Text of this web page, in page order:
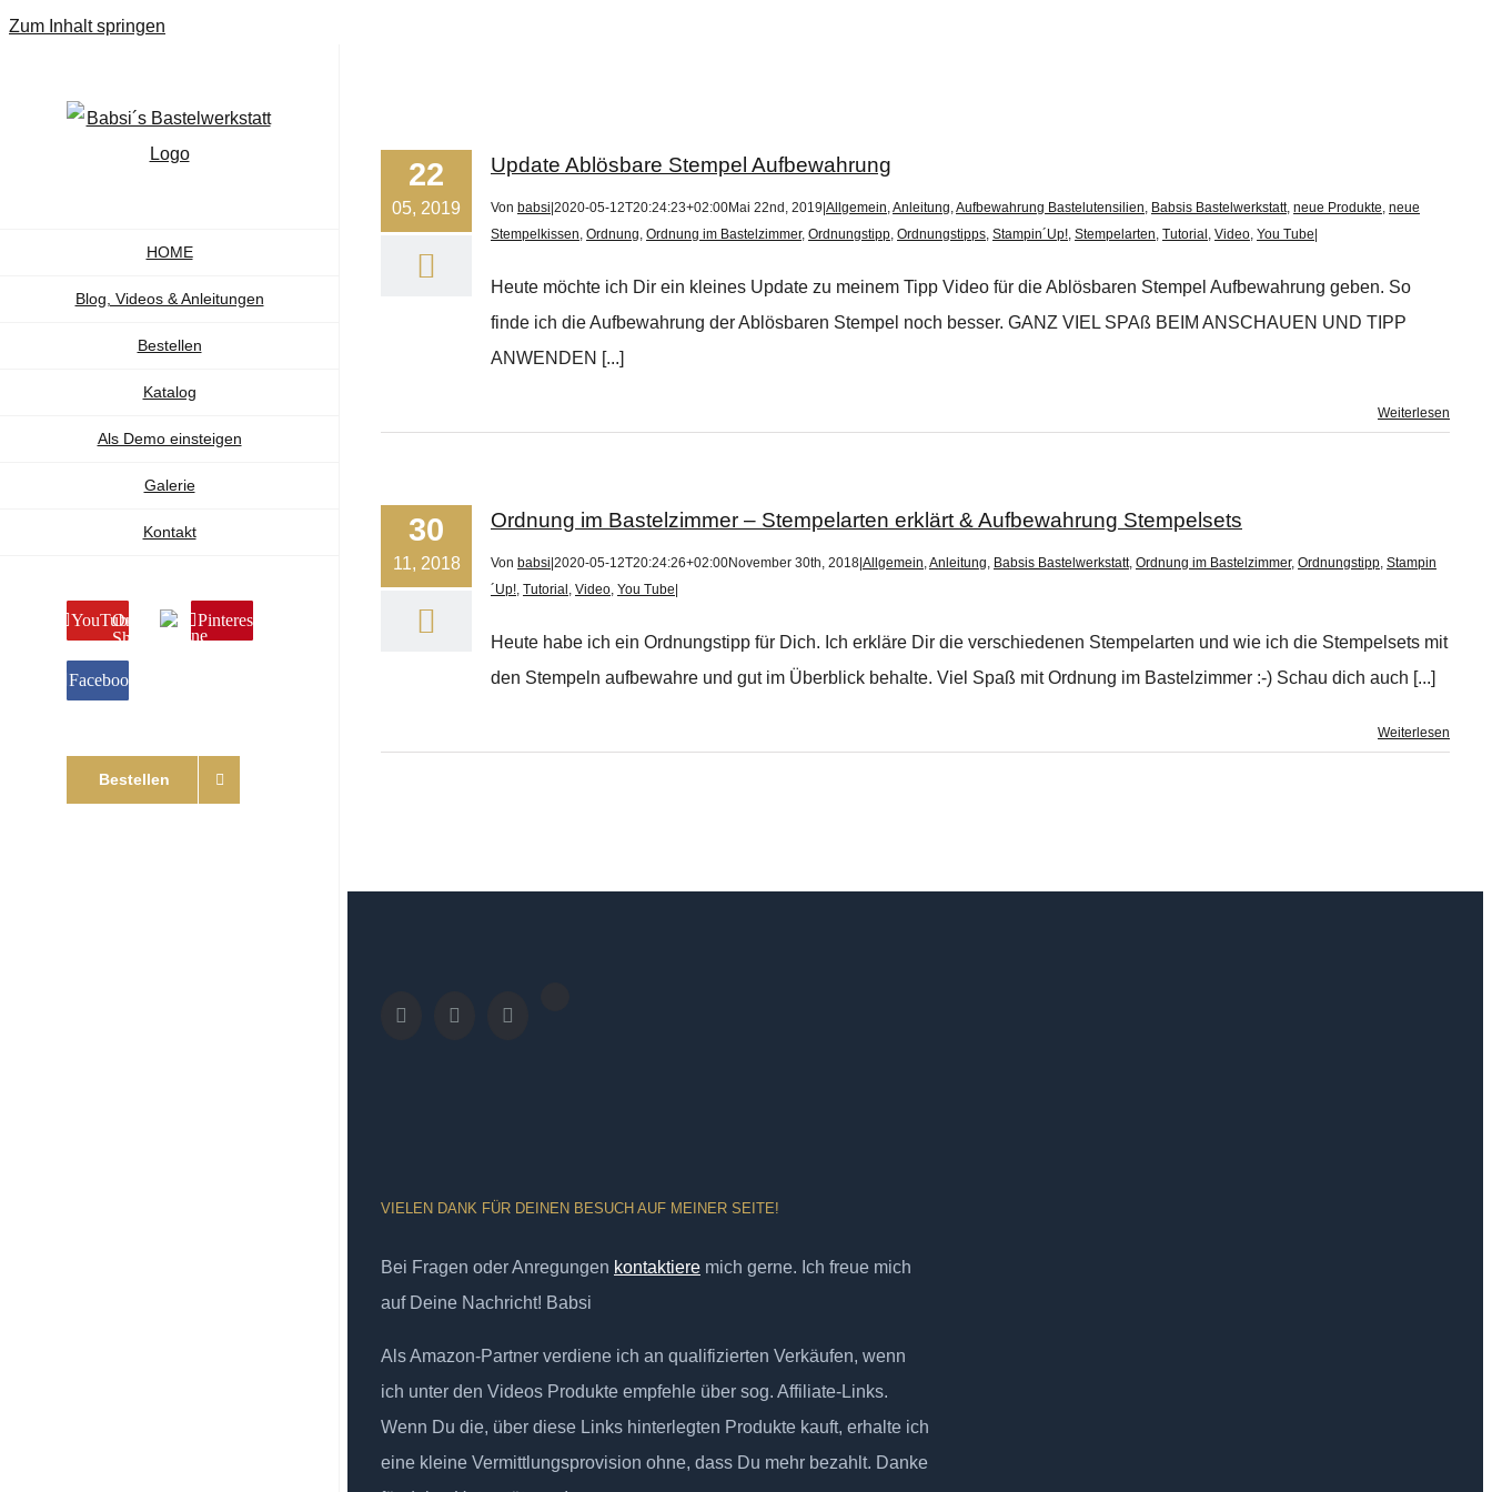
Zum Inhalt springen
HOME
Blog, Videos & Anleitungen
Bestellen
Katalog
Als Demo einsteigen
Galerie
Kontakt
YouTubeOnline
Shop
Pinterest
Facebook
Bestellen
22
05, 2019
Update Ablösbare Stempel Aufbewahrung
Von babsi 2020-05-12T20:24:23+02:00Mai 22nd, 2019 Allgemein,Anleitung,Aufbewahrung Bastelutensilien, Babsis Bastelwerkstatt, neue Produkte, neue
Stempelkissen, Ordnung, Ordnung im Bastelzimmer, Ordnungstipp, Ordnungstipps, Stampin´Up!, Stempelarten, Tutorial , Video, You Tube
Heute möchte ich Dir ein kleines Update zu meinem Tipp Video für die Ablösbaren Stempel Aufbewahrung geben. So
finde ich die Aufbewahrung der Ablösbaren Stempel noch besser. GANZ VIEL SPAß BEIM ANSCHAUEN UND TIPP
ANWENDEN [...]
Weiterlesen
30
11, 2018
Ordnung im Bastelzimmer – Stempelarten erklärt & Aufbewahrung Stempelsets
Von babsi 2020-05-12T20:24:26+02:00November 30th, 2018 Allgemein,Anleitung, Babsis Bastelwerkstatt, Ordnung im Bastelzimmer, Ordnungstipp, Stampin
´Up!, Tutorial , Video, You Tube
Heute habe ich ein Ordnungstipp für Dich. Ich erkläre Dir die verschiedenen Stempelarten und wie ich die Stempelsets mit
den Stempeln aufbewahre und gut im Überblick behalte. Viel Spaß mit Ordnung im Bastelzimmer :-) Schau dich auch [...]
Weiterlesen
VIELEN DANK FÜR DEINEN BESUCH AUF MEINER SEITE!
Bei Fragen oder Anregungen kontaktiere mich gerne. Ich freue mich
auf Deine Nachricht! Babsi
Als Amazon-Partner verdiene ich an qualifizierten Verkäufen, wenn
ich unter den Videos Produkte empfehle über sog. Affiliate-Links.
Wenn Du die, über diese Links hinterlegten Produkte kauft, erhalte ich
eine kleine Vermittlungsprovision ohne, dass Du mehr bezahlt. Danke